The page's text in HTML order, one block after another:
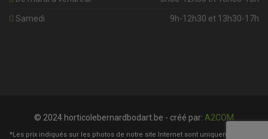
Samedi 9h-12h30 et 13h30-17h
© 2024 horticolebernardbodart.be - créé par: A2COM
*Les prix indiqués sur les photos de notre site Internet sont uniquement à titre